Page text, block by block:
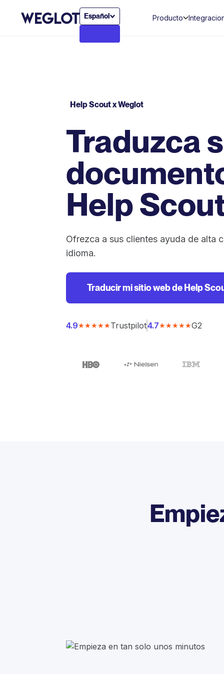
Español Producto
Help Scout x Weglot
Traduzca
Help
Ofrezca a sus clientes ayuda de alta
idioma.
Traducir mi sitio web de Help
4.9★★★★★Trustpilot4.7★★★★★G2